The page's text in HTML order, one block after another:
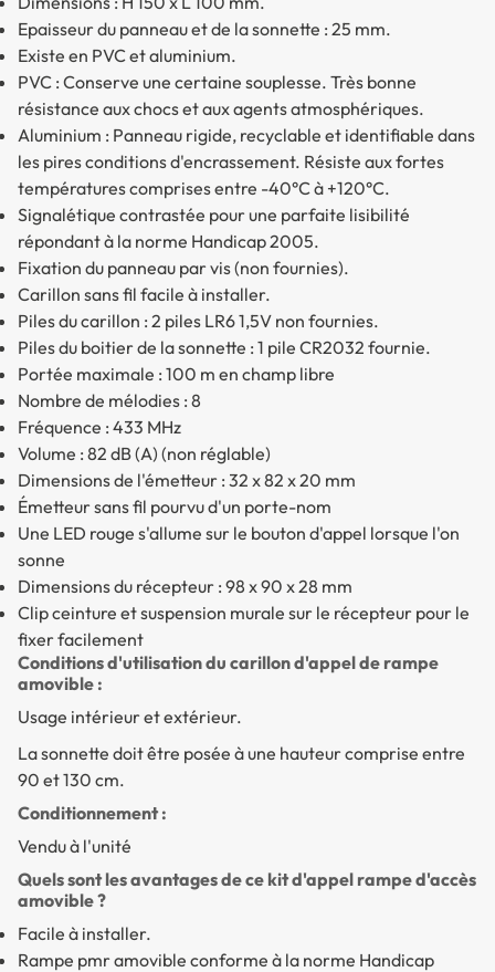
Epaisseur du panneau et de la sonnette : 25 mm.
Existe en PVC et aluminium.
PVC : Conserve une certaine souplesse. Très bonne
résistance aux chocs et aux agents atmosphériques.
Aluminium : Panneau rigide, recyclable et identifiable dans
les pires conditions d'encrassement. Résiste aux fortes
températures comprises entre -40°C à +120°C.
Signalétique contrastée pour une parfaite lisibilité
répondant à la norme Handicap 2005.
Fixation du panneau par vis (non fournies).
Carillon sans fil facile à installer.
Piles du carillon : 2 piles LR6 1,5V non fournies.
Piles du boitier de la sonnette : 1 pile CR2032 fournie.
Portée maximale : 100 m en champ libre
Nombre de mélodies : 8
Fréquence : 433 MHz
Volume : 82 dB (A) (non réglable)
Dimensions de l'émetteur : 32 x 82 x 20 mm
Émetteur sans fil pourvu d'un porte-nom
Une LED rouge s'allume sur le bouton d'appel lorsque l'on
sonne
Dimensions du récepteur : 98 x 90 x 28 mm
Clip ceinture et suspension murale sur le récepteur pour le
fixer facilement
Conditions d'utilisation du carillon d'appel de rampe
amovible :
Usage intérieur et extérieur.
La sonnette doit être posée à une hauteur comprise entre
90 et 130 cm.
Conditionnement :
Vendu à l'unité
Quels sont les avantages de ce kit d'appel rampe d'accès
amovible ?
Facile à installer.
Rampe pmr amovible conforme à la norme Handicap